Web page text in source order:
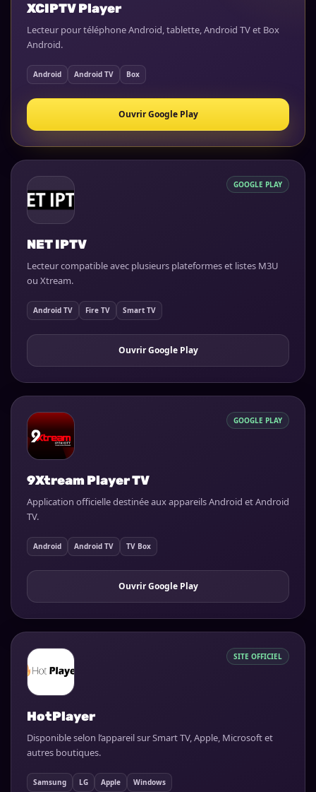
XCIPTV Player
Lecteur pour téléphone Android, tablette, Android TV et Box
Android.
Android Android TV Box
Ouvrir Google Play
GOOGLE PLAY
NET IPTV
Lecteur compatible avec plusieurs plateformes et listes M3U
ou Xtream.
Android TV Fire TV Smart TV
Ouvrir Google Play
GOOGLE PLAY
9Xtream Player TV
Application officielle destinée aux appareils Android et Android
TV.
Android Android TV TV Box
Ouvrir Google Play
SITE OFFICIEL
HotPlayer
Disponible selon l’appareil sur Smart TV, Apple, Microsoft et
autres boutiques.
Samsung LG Apple Windows